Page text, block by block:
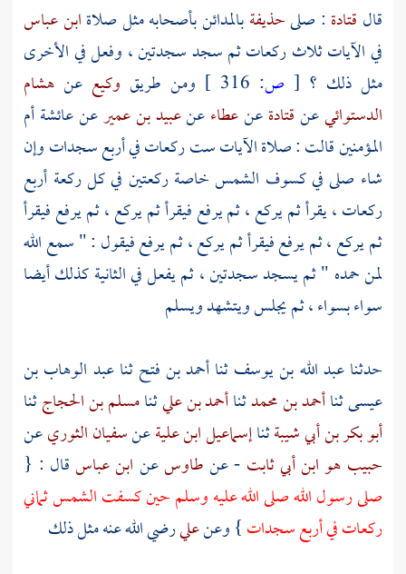
قال قتادة : صلىحذيفةبالمدائن بأصحابه مثل صلاةابن عباس
في الآيات ثلاث ركعات ثم سجد سجدتين ، وفعل في الأخرى
مثل ذلك ؟ [ ص: ومن طريق وكيع عن هشام
الدستوائيعنقتادةعنعطاءعنعبيد بن عميرعنعائشةأم
المؤمنين قالت : صلاة الآيات ست ركعات في أربع سجدات وإن
شاء صلى في كسوف الشمس خاصة ركعتين في كل ركعة أربع
ركعات ، يقرأ ثم يركع ، ثم يرفع فيقرأ ثم يركع ، ثم يرفع فيقرأ
ثم يركع ، ثم يرفع فيقرأ ثم يركع ، ثم يرفع فيقول : " سمع الله
لمن حمده " ثم يسجد سجدتين ، ثم يفعل في الثانية كذلك أيضا
سواء بسواء ، ثم يجلس ويتشهد ويسلم
حدثناعبد الله بن يوسفثناأحمد بن فتحثناعبد الوهاب بن
عيسىثناأحمد بن محمدثناأحمد بن عليثنامسلم بن الحجاجثنا
أبو بكر بن أبي شيبةثناإسماعيل ابن عليةعنسفيان الثوريعن
حبيب هو ابن أبي ثابت - عنطاوسعن ابن عباسقال : {
صلى رسول الله صلى الله عليه وسلم حين كسفت الشمس ثماني
ركعات في أربع سجدات} وعنعليرضي الله عنه مثل ذلك